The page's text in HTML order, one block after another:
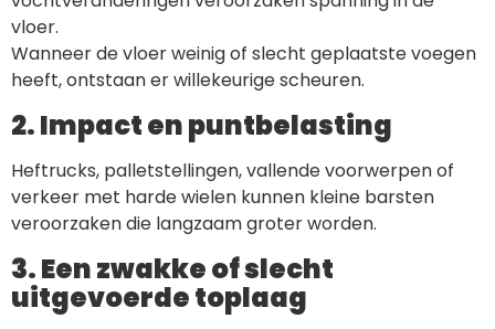
vloer.
Wanneer de vloer weinig of slecht geplaatste voegen
heeft, ontstaan er willekeurige scheuren.
2. Impact en puntbelasting
Heftrucks, palletstellingen, vallende voorwerpen of
verkeer met harde wielen kunnen kleine barsten
veroorzaken die langzaam groter worden.
3. Een zwakke of slecht
uitgevoerde toplaag